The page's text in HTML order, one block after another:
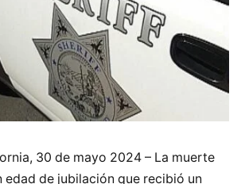
30 de mayo 2024 – La muerte
edad de jubilación que recibió un